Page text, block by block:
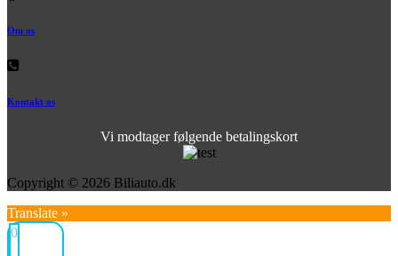
Om os
Kontakt os
Vi modtager følgende betalingskort
Copyright © 2026 Biliauto.dk
Translate »
0